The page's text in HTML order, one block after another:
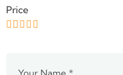
Price